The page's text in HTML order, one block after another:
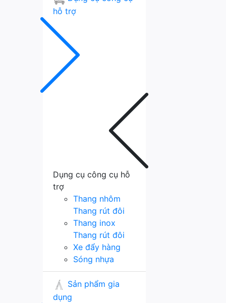
hỗ trợ
Dụng cụ công cụ hỗ
trợ
Thang nhôm
Thang rút đôi
Thang inox
Thang rút đôi
Xe đẩy hàng
Sóng nhựa
Sản phẩm gia
dụng